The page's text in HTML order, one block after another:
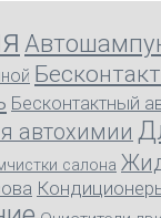
Бесконтактный
автохимии
салона